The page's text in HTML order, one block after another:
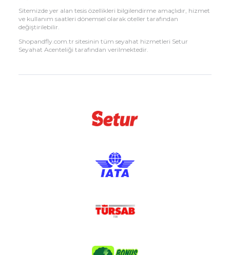
Sitemizde yer alan tesis özellikleri bilgilendirme amaçlıdır, hizmet
ve kullanım saatleri dönemsel olarak oteller tarafından
değiştirilebilir.
Shopandfly.com.tr sitesinin tüm seyahat hizmetleri Setur
Seyahat Acenteliği tarafından verilmektedir.